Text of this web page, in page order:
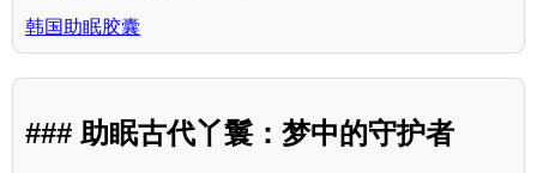
韩国助眠胶囊
### 助眠古代丫鬟：梦中的守护者